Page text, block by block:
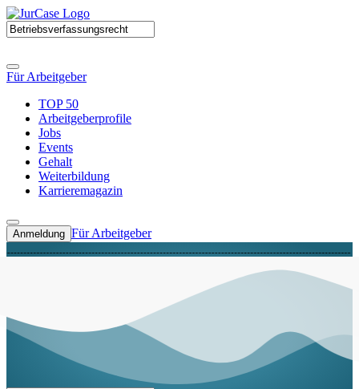
Für Arbeitgeber
TOP 50
Arbeitgeberprofile
Jobs
Events
Gehalt
Weiterbildung
Karrieremagazin
Anmeldung Für Arbeitgeber